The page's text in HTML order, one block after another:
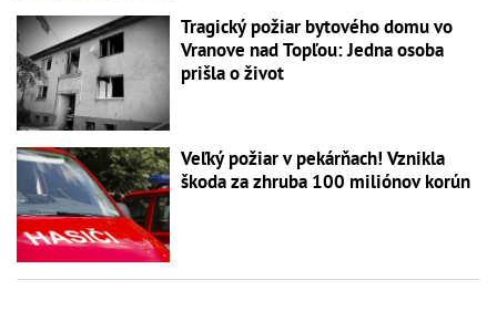
Tragický požiar bytového domu vo
Vranove nad Topľou: Jedna osoba
prišla o život
Veľký požiar v pekárňach! Vznikla
škoda za zhruba 100 miliónov korún